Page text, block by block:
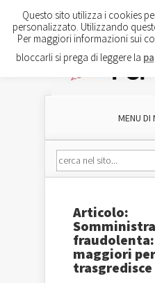
MENU DI
Articolo:
maggiori
trasgredisce
Questo sito utilizza i cookies
personalizzato. Utilizzando
Per maggiori informazioni sui
bloccarli si prega di leggere la